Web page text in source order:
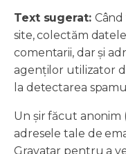
Text sugerat:
site, colectăm
comentarii, dar și
agenților utilizator
la detectarea
Un șir făcut anonim
adresele tale de
Gravatar pentru a